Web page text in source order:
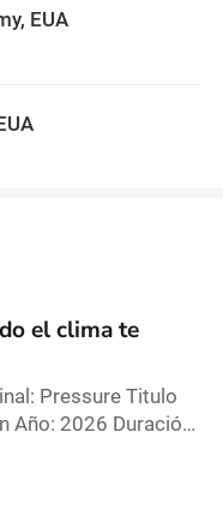
y la
EUA
el clima te
Pressure Titulo
Año: 2026 Duración:
Unidos, Francia
Andrew